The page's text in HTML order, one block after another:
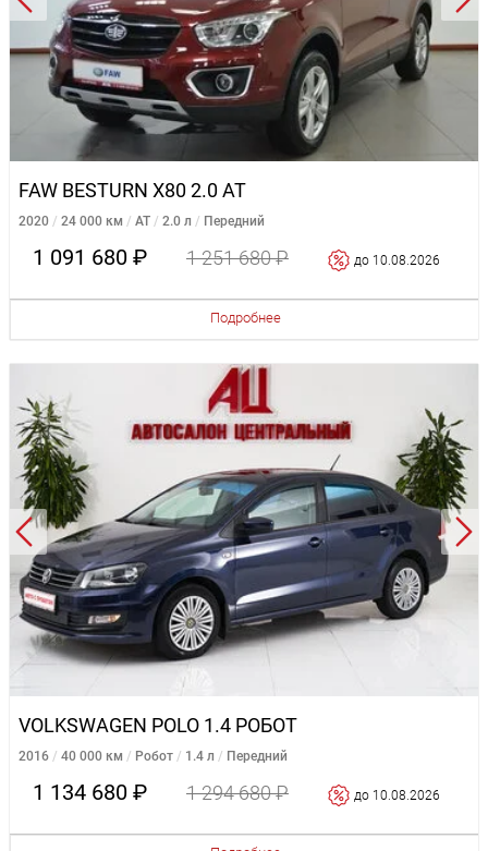
FAW BESTURN X80 2.0 AT
2020 24 000 км AT 2.0 л Передний
1 091 680 ₽ 1 251 680 ₽ до 10.08.2026
Подробнее
VOLKSWAGEN POLO 1.4 РОБОТ
2016 40 000 км Робот 1.4 л Передний
1 134 680 ₽ 1 294 680 ₽ до 10.08.2026